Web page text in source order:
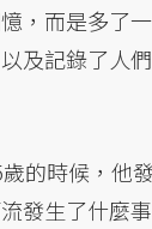
，而是多了
及記錄了人
的時候，他
發生了什麼